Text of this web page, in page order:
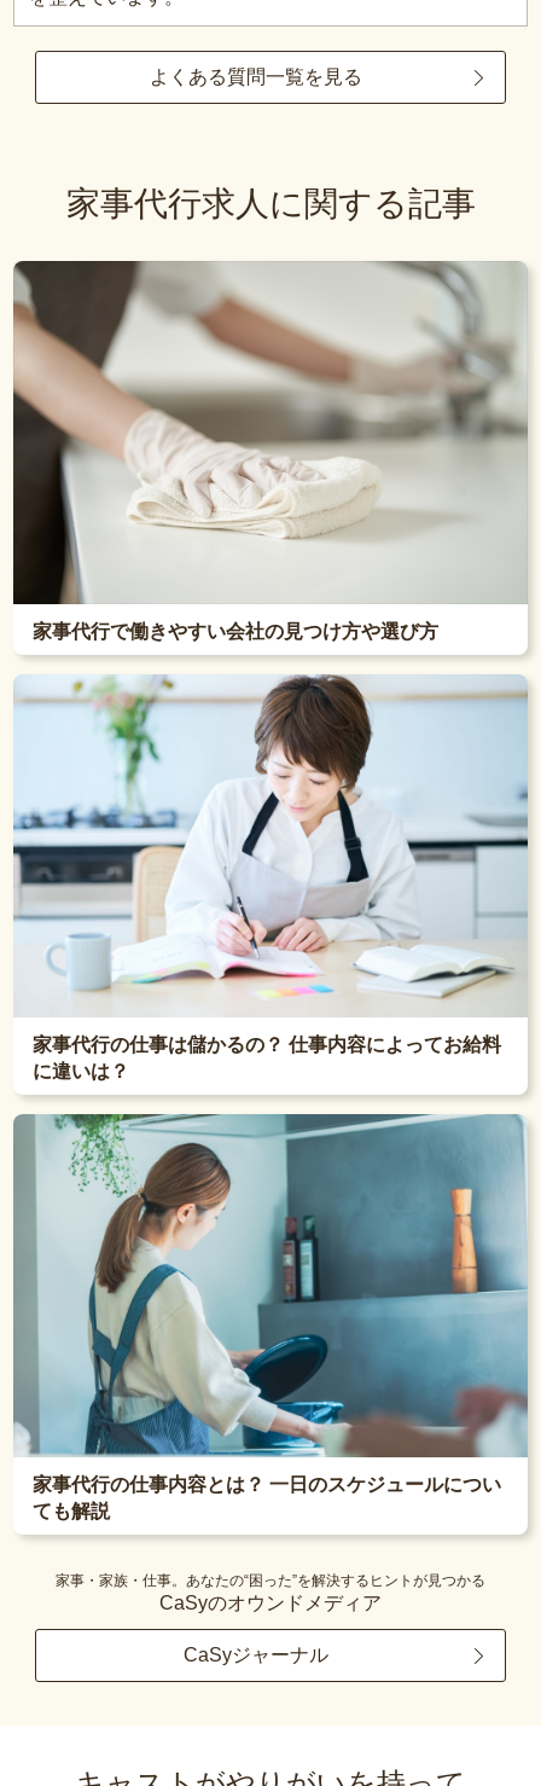
よくある質問一覧を見る
家事代行求人に関する記事
家事代行で働きやすい会社の見つけ方や選び方
家事代行の仕事は儲かるの？ 仕事内容によってお給料
に違いは？
家事代行の仕事内容とは？ 一日のスケジュールについ
ても解説
家事・家族・仕事。あなたの“困った”を解決するヒントが見つかる
CaSyのオウンドメディア
CaSyジャーナル